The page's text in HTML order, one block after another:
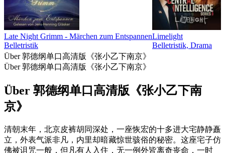
Late Night Grimm - Märchen zum Entspannen
Belletristik
Limelight
Belletristik, Drama
Über 郭德纲单口高清版《张小乙下南京》
Über 郭德纲单口高清版《张小乙下南京》
Über 郭德纲单口高清版《张小乙下南
京》
清朝末年，北京皮裤胡同深处，一座恢宏的十多进大宅静静矗
立，外表气派非凡，内里却暗藏惊世骇俗的秘密。这座宅子仿
佛被诅咒一般，但凡有人入住，无一例外皆离奇丧命，一时